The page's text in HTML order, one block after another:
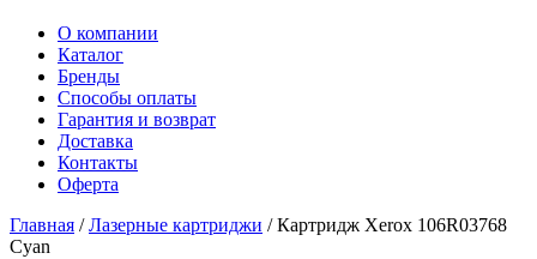
О компании
Каталог
Бренды
Способы оплаты
Гарантия и возврат
Доставка
Контакты
Оферта
Главная /Лазерные картриджи / Картридж Xerox 106R03768
Cyan